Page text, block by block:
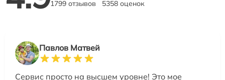
1799 отзывов 5358 оценок
Павлов Матвей
Сервис просто на высшем уровне! Это мое